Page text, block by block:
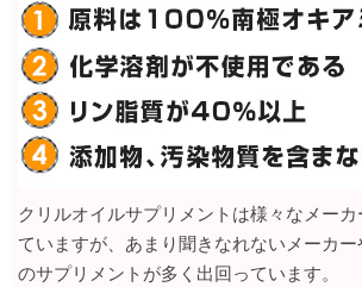
クリルオイルサプリメントは様々なメー
ていますが、あまり聞きなれないメーカ
のサプリメントが多く出回っています。